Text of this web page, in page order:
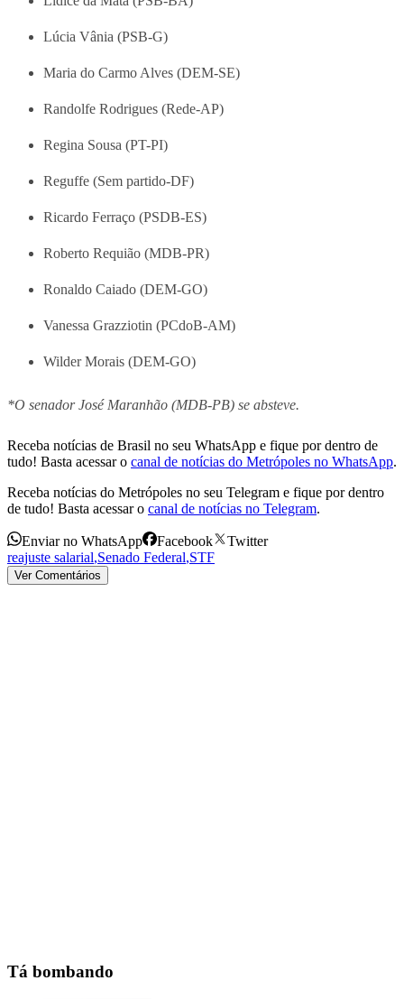
Lúcia Vânia (PSB-G)
Maria do Carmo Alves (DEM-SE)
Randolfe Rodrigues (Rede-AP)
Regina Sousa (PT-PI)
Reguffe (Sem partido-DF)
Ricardo Ferraço (PSDB-ES)
Roberto Requião (MDB-PR)
Ronaldo Caiado (DEM-GO)
Vanessa Grazziotin (PCdoB-AM)
Wilder Morais (DEM-GO)
*O senador José Maranhão (MDB-PB) se absteve.
Receba notícias de Brasil no seu WhatsApp e fique por dentro de
tudo! Basta acessar o canal de notícias do Metrópoles no WhatsApp.
Receba notícias do Metrópoles no seu Telegram e fique por dentro
de tudo! Basta acessar o canal de notícias no Telegram.
Enviar no WhatsApp Facebook
Twitter
reajuste salarial,Senado Federal,STF
Ver Comentários
Tá bombando